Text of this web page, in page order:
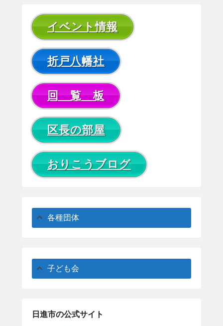
イベント情報
折戸八幡社
回 覧 板
区長の部屋
おりこうブログ
各種団体
子ども会
日進市の公式サイト